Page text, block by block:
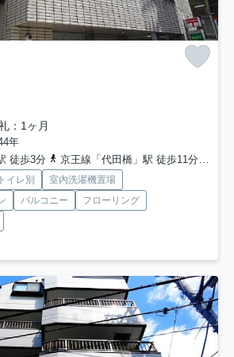
：1ヶ月
年
徒歩3分
京王線「代田橋」駅 徒歩11分
イレ別
室内洗濯機置場
バルコニー
フローリング